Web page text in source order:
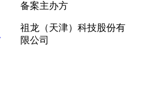
备案主办方
祖龙（天津）科技股份有
限公司